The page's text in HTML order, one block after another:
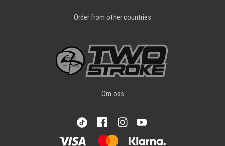
Order from other countries
Om oss